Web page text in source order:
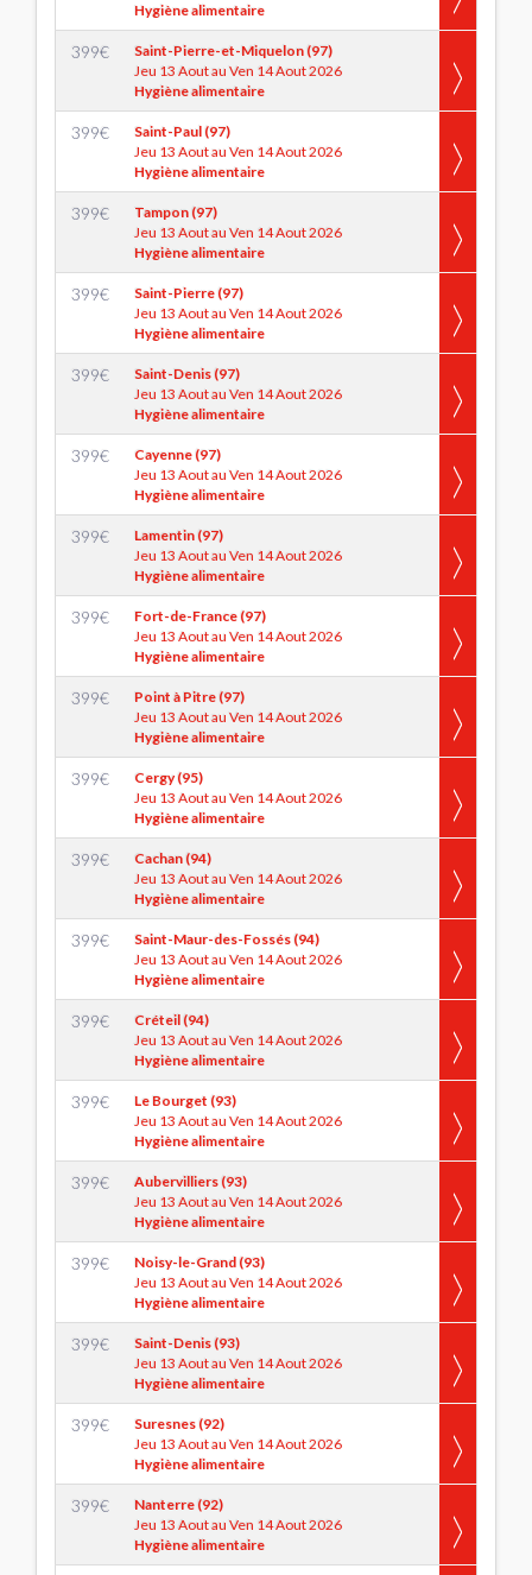
Hygiène alimentaire
399€
Saint-Pierre-et-Miquelon (97)
Jeu 13 Aout au Ven 14 Aout 2026
Hygiène alimentaire
399€
Saint-Paul (97)
Jeu 13 Aout au Ven 14 Aout 2026
Hygiène alimentaire
399€
Tampon (97)
Jeu 13 Aout au Ven 14 Aout 2026
Hygiène alimentaire
399€
Saint-Pierre (97)
Jeu 13 Aout au Ven 14 Aout 2026
Hygiène alimentaire
399€
Saint-Denis (97)
Jeu 13 Aout au Ven 14 Aout 2026
Hygiène alimentaire
399€
Cayenne (97)
Jeu 13 Aout au Ven 14 Aout 2026
Hygiène alimentaire
399€
Lamentin (97)
Jeu 13 Aout au Ven 14 Aout 2026
Hygiène alimentaire
399€
Fort-de-France (97)
Jeu 13 Aout au Ven 14 Aout 2026
Hygiène alimentaire
399€
Point à Pitre (97)
Jeu 13 Aout au Ven 14 Aout 2026
Hygiène alimentaire
399€
Cergy (95)
Jeu 13 Aout au Ven 14 Aout 2026
Hygiène alimentaire
399€
Cachan (94)
Jeu 13 Aout au Ven 14 Aout 2026
Hygiène alimentaire
399€
Saint-Maur-des-Fossés (94)
Jeu 13 Aout au Ven 14 Aout 2026
Hygiène alimentaire
399€
Créteil (94)
Jeu 13 Aout au Ven 14 Aout 2026
Hygiène alimentaire
399€
Le Bourget (93)
Jeu 13 Aout au Ven 14 Aout 2026
Hygiène alimentaire
399€
Aubervilliers (93)
Jeu 13 Aout au Ven 14 Aout 2026
Hygiène alimentaire
399€
Noisy-le-Grand (93)
Jeu 13 Aout au Ven 14 Aout 2026
Hygiène alimentaire
399€
Saint-Denis (93)
Jeu 13 Aout au Ven 14 Aout 2026
Hygiène alimentaire
399€
Suresnes (92)
Jeu 13 Aout au Ven 14 Aout 2026
Hygiène alimentaire
399€
Nanterre (92)
Jeu 13 Aout au Ven 14 Aout 2026
Hygiène alimentaire